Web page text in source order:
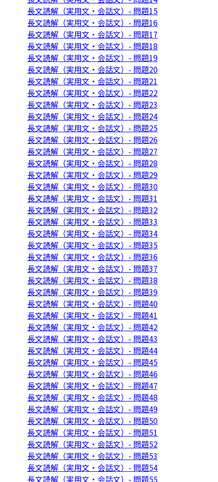
長文読解（実用文・会話文）- 問題15
長文読解（実用文・会話文）- 問題16
長文読解（実用文・会話文）- 問題17
長文読解（実用文・会話文）- 問題18
長文読解（実用文・会話文）- 問題19
長文読解（実用文・会話文）- 問題20
長文読解（実用文・会話文）- 問題21
長文読解（実用文・会話文）- 問題22
長文読解（実用文・会話文）- 問題23
長文読解（実用文・会話文）- 問題24
長文読解（実用文・会話文）- 問題25
長文読解（実用文・会話文）- 問題26
長文読解（実用文・会話文）- 問題27
長文読解（実用文・会話文）- 問題28
長文読解（実用文・会話文）- 問題29
長文読解（実用文・会話文）- 問題30
長文読解（実用文・会話文）- 問題31
長文読解（実用文・会話文）- 問題32
長文読解（実用文・会話文）- 問題33
長文読解（実用文・会話文）- 問題34
長文読解（実用文・会話文）- 問題35
長文読解（実用文・会話文）- 問題36
長文読解（実用文・会話文）- 問題37
長文読解（実用文・会話文）- 問題38
長文読解（実用文・会話文）- 問題39
長文読解（実用文・会話文）- 問題40
長文読解（実用文・会話文）- 問題41
長文読解（実用文・会話文）- 問題42
長文読解（実用文・会話文）- 問題43
長文読解（実用文・会話文）- 問題44
長文読解（実用文・会話文）- 問題45
長文読解（実用文・会話文）- 問題46
長文読解（実用文・会話文）- 問題47
長文読解（実用文・会話文）- 問題48
長文読解（実用文・会話文）- 問題49
長文読解（実用文・会話文）- 問題50
長文読解（実用文・会話文）- 問題51
長文読解（実用文・会話文）- 問題52
長文読解（実用文・会話文）- 問題53
長文読解（実用文・会話文）- 問題54
長文読解（実用文・会話文）- 問題55